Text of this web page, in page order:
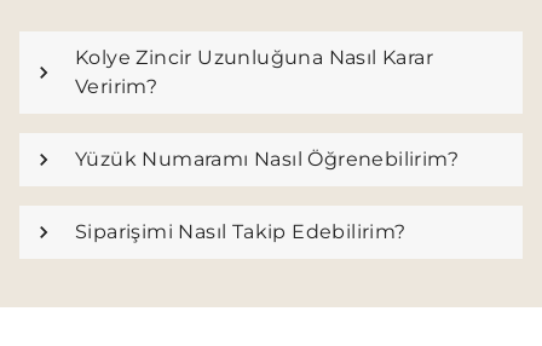
Kolye Zincir Uzunluğuna Nasıl Karar
Veririm?
Yüzük Numaramı Nasıl Öğrenebilirim?
Siparişimi Nasıl Takip Edebilirim?